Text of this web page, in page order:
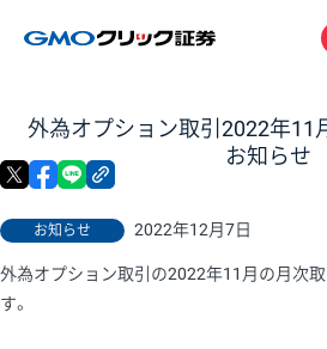
外為オプション取引2022年11
お知らせ
お知らせ 2022年12月7日
X facebook
外為オプション取引の2022年11月の月次
す。